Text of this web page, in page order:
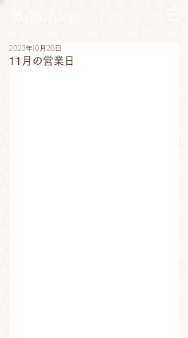
11月の営業日
2023年10月28日